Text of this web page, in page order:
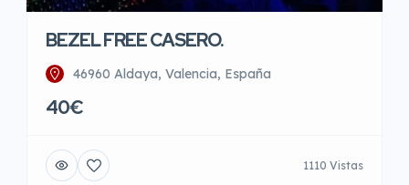
BEZEL FREE CASERO.
46960 Aldaya, Valencia, España
40€
1110 Vistas